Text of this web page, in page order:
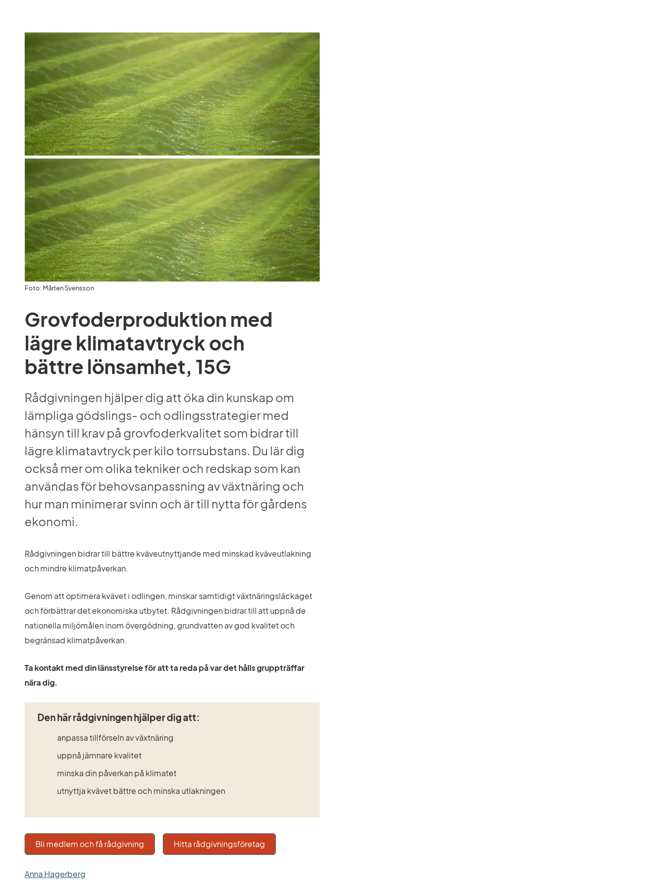
Foto: Mårten Svensson
Grovfoderproduktion med
lägre klimatavtryck och
bättre lönsamhet, 15G
Rådgivningen hjälper dig att öka din kunskap om
lämpliga gödslings- och odlingsstrategier med
hänsyn till krav på grovfoderkvalitet som bidrar till
lägre klimatavtryck per kilo torrsubstans. Du lär dig
också mer om olika tekniker och redskap som kan
användas för behovsanpassning av växtnäring och
hur man minimerar svinn och är till nytta för gårdens
ekonomi.
Rådgivningen bidrar till bättre kväveutnyttjande med minskad kväveutlakning
och mindre klimatpåverkan.
Genom att optimera kvävet i odlingen, minskar samtidigt växtnäringsläckaget
och förbättrar det ekonomiska utbytet. Rådgivningen bidrar till att uppnå de
nationella miljömålen inom övergödning, grundvatten av god kvalitet och
begränsad klimatpåverkan.
Ta kontakt med din länsstyrelse för att ta reda på var det hålls gruppträffar
nära dig.
Den här rådgivningen hjälper dig att:
anpassa tillförseln av växtnäring
uppnå jämnare kvalitet
minska din påverkan på klimatet
utnyttja kvävet bättre och minska utlakningen
Bli medlem och få rådgivning Hitta rådgivningsföretag
Anna Hagerberg